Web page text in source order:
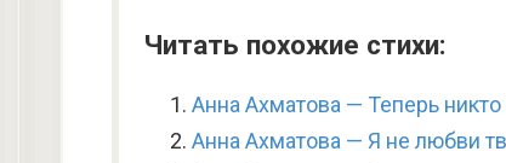
Читать похожие стихи:
Анна Ахматова — Теперь
Анна Ахматова — Я не любви